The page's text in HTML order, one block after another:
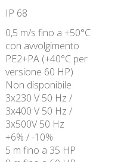
IP 68
0,5 m/s fino a +50°C
con avvolgimento
PE2+PA (+40°C per
versione 60 HP)
Non disponibile
3x230 V 50 Hz /
3x400 V 50 Hz /
3x500V 50 Hz
+6% / -10%
5 m fino a 35 HP